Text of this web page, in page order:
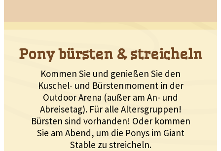
Pony bürsten & streicheln
Kommen Sie und genießen Sie den
Kuschel- und Bürstenmoment in der
Outdoor Arena (außer am An- und
Abreisetag). Für alle Altersgruppen!
Bürsten sind vorhanden! Oder kommen
Sie am Abend, um die Ponys im Giant
Stable zu streicheln.